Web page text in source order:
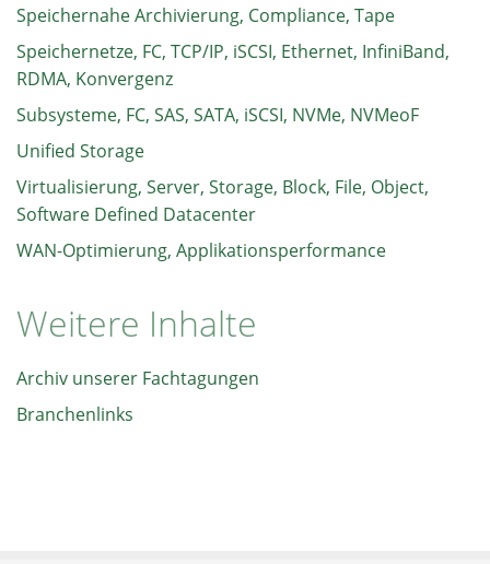
Speichernahe Archivierung, Compliance, Tape
Speichernetze, FC, TCP/IP, iSCSI, Ethernet, InfiniBand,
RDMA, Konvergenz
Subsysteme, FC, SAS, SATA, iSCSI, NVMe, NVMeoF
Unified Storage
Virtualisierung, Server, Storage, Block, File, Object,
Software Defined Datacenter
WAN-Optimierung, Applikationsperformance
Weitere Inhalte
Archiv unserer Fachtagungen
Branchenlinks